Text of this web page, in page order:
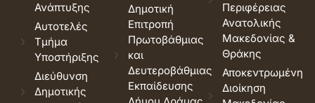
Ανάπτυξης
Αυτοτελές
Τμήμα
Υποστήριξης
Διεύθυνση
Δημοτικής
Δημοτική
Επιτροπή
Πρωτοβάθμιας
και
Δευτεροβάθμιας
Εκπαίδευσης
Περιφέρειας
Ανατολικής
Μακεδονίας &
Θράκης
Αποκεντρωμένη
Διοίκηση